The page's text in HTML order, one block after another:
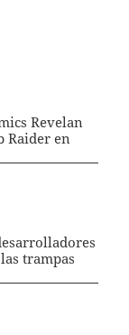
Revelan
Raider en
trampas